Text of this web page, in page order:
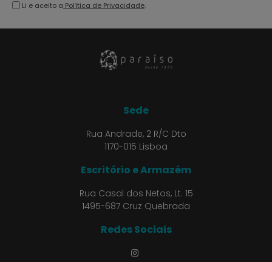
Li e aceito a Política de Privacidade.
Sede
Rua Andrade, 2 R/C Dto
1170-015 Lisboa
Escritório e Armazém
Rua Casal dos Netos, Lt. 15
1495-687 Cruz Quebrada
Redes Sociais